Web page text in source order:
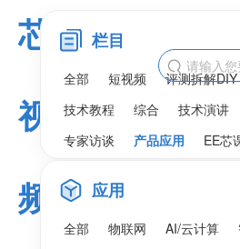

芯
视
频
栏目
全部 短视频
评测拆解DIY
技术教程
综合
技术演讲
专家访谈
产品应用 EE芯
应用
全部 物联网 AI/云计算